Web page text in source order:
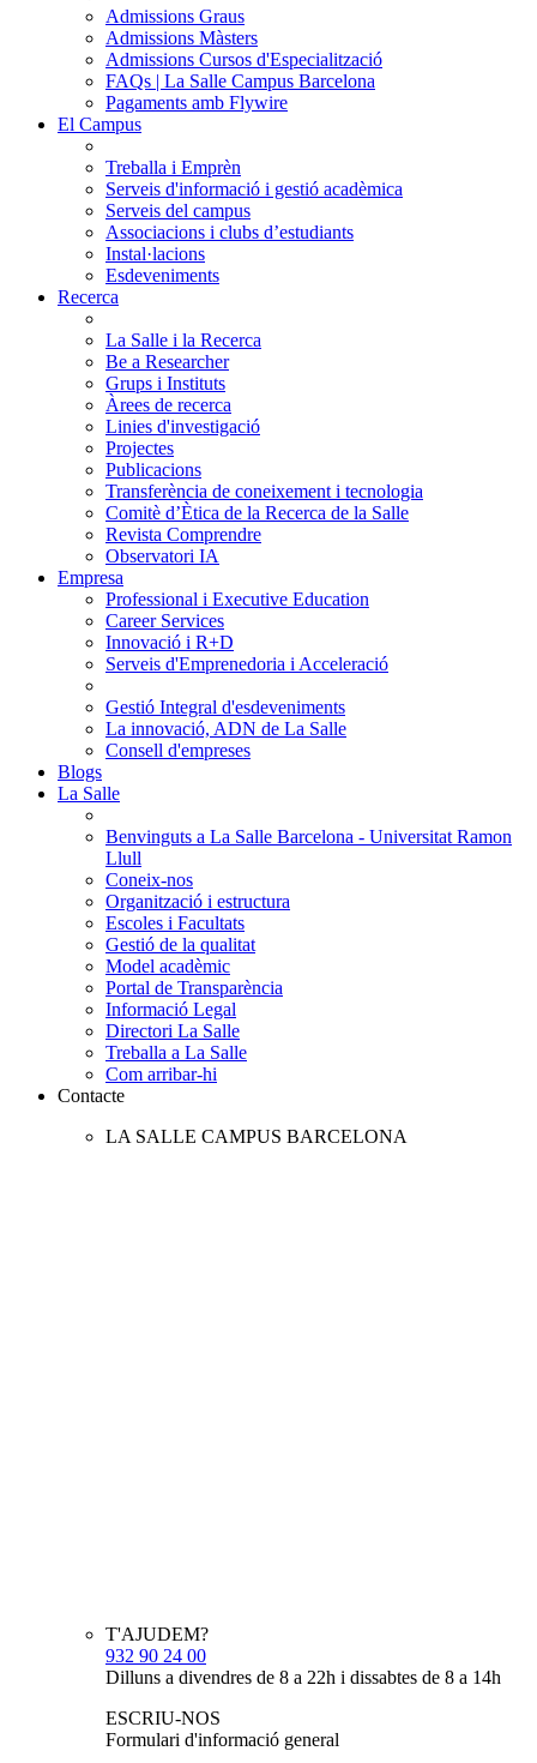
Admissions Graus
Admissions Màsters
Admissions Cursos d'Especialització
FAQs | La Salle Campus Barcelona
Pagaments amb Flywire
El Campus
Treballa i Emprèn
Serveis d'informació i gestió acadèmica
Serveis del campus
Associacions i clubs d’estudiants
Instal·lacions
Esdeveniments
Recerca
La Salle i la Recerca
Be a Researcher
Grups i Instituts
Àrees de recerca
Linies d'investigació
Projectes
Publicacions
Transferència de coneixement i tecnologia
Comitè d’Ètica de la Recerca de la Salle
Revista Comprendre
Observatori IA
Empresa
Professional i Executive Education
Career Services
Innovació i R+D
Serveis d'Emprenedoria i Acceleració
Gestió Integral d'esdeveniments
La innovació, ADN de La Salle
Consell d'empreses
Blogs
La Salle
Benvinguts a La Salle Barcelona - Universitat Ramon
Llull
Coneix-nos
Organització i estructura
Escoles i Facultats
Gestió de la qualitat
Model acadèmic
Portal de Transparència
Informació Legal
Directori La Salle
Treballa a La Salle
Com arribar-hi
Contacte
LA SALLE CAMPUS BARCELONA
T'AJUDEM?
932 90 24 00
Dilluns a divendres de 8 a 22h i dissabtes de 8 a 14h
ESCRIU-NOS
Formulari d'informació general